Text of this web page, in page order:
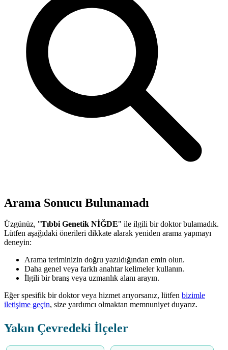
Arama Sonucu Bulunamadı
Üzgünüz, "Tıbbi Genetik NİĞDE" ile ilgili bir doktor bulamadık.
Lütfen aşağıdaki önerileri dikkate alarak yeniden arama yapmayı
deneyin:
Arama teriminizin doğru yazıldığından emin olun.
Daha genel veya farklı anahtar kelimeler kullanın.
İlgili bir branş veya uzmanlık alanı arayın.
Eğer spesifik bir doktor veya hizmet arıyorsanız, lütfen bizimle
iletişime geçin, size yardımcı olmaktan memnuniyet duyarız.
Yakın Çevredeki İlçeler